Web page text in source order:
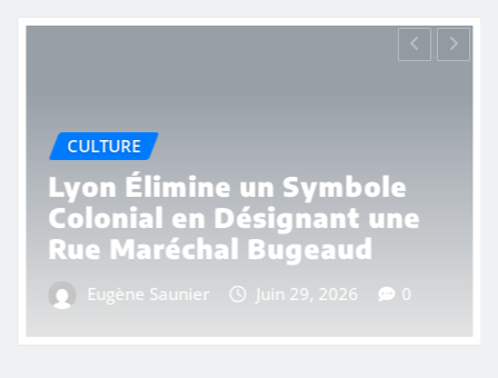
CULTURE
Lyon Élimine un Symbole
Colonial en Désignant une
Rue Maréchal Bugeaud
Eugène Saunier Juin 29, 2026 0